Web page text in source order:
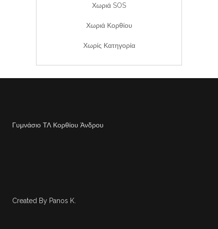
Χωριά SOS
Χωριά Κορθίου
Χωρίς Κατηγορία
Γυμνάσιο ΤΛ Κορθίου Άνδρου
Created By Panos K.